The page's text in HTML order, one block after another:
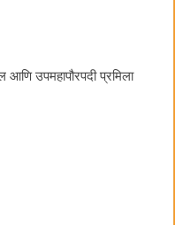
आणि उपमहापौरपदी प्रमिला